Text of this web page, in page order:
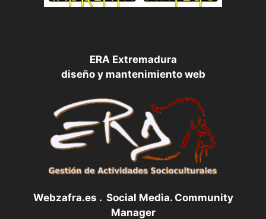
ERA Extremadura
diseño y mantenimiento web
Webzafra.es . Social Media. Community
Manager